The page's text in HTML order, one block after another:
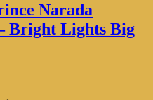
Narada
Bright Lights Big